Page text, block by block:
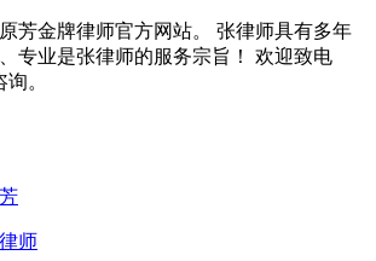
芳金牌律师官方网站。 张律师具有多年
专业是张律师的服务宗旨！ 欢迎致电
。
师